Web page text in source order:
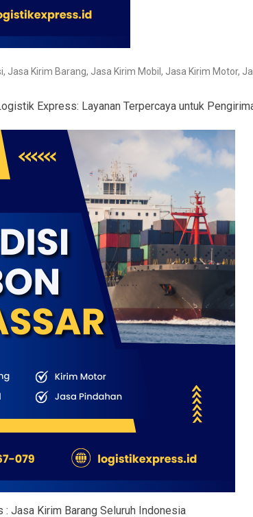
, Jasa Kirim Barang, Jasa Kirim Mobil , Jasa Kirim Motor,
Express: Layanan Terpercaya untuk
Jasa Kirim Barang Seluruh Indonesia